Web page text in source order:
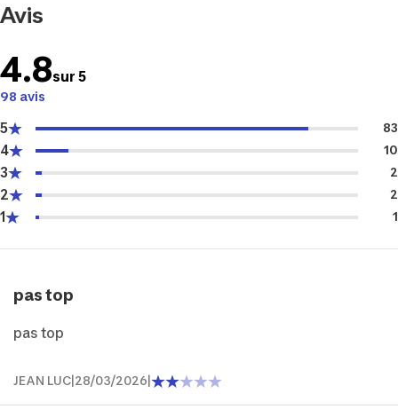
Avis
4.8sur 5
98 avis
5 83
4 10
3 2
2 2
1 1
pas top
pas top
JEAN LUC 28/03/2026